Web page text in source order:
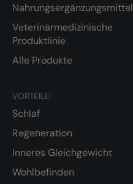
Nahrungsergänzungsmittel
Veterinärmedizinische
Produktlinie
Alle Produkte
VORTEILE
Schlaf
Regeneration
Inneres Gleichgewicht
Wohlbefinden